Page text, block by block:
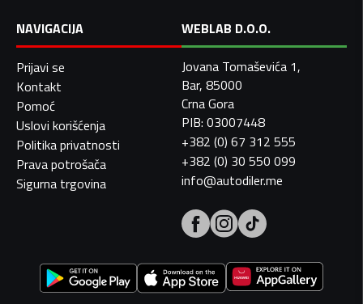
NAVIGACIJA
Prijavi se
Kontakt
Pomoć
Uslovi korišćenja
Politika privatnosti
Prava potrošača
Sigurna trgovina
WEBLAB D.O.O.
Jovana Tomaševića 1,
Bar, 85000
Crna Gora
PIB: 03007448
+382 (0) 67 312 555
+382 (0) 30 550 099
info@autodiler.me